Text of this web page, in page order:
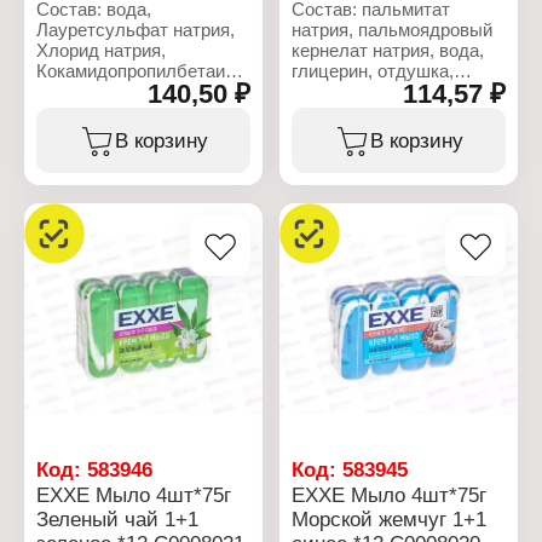
Состав: вода,
Лауретсульфат натрия,
Хлорид натрия,
Кокамидопропилбетаин,
Кокамид ДЭА, Глицерин,
Сополимер стирола/
акрилатов,
Кокоглюкозид, Отдушка,
Amygdalus Dulcis,
Метилхлоризотиазолинон,
Метилизотиазолинон,
Лимонная кислота, CI
20285.
Характеристики:
Бренд: EXXE
Тип товара: Жидкое
Действие: питательное
Упаковка: флакон
Объем: 1000 мл
140,50 ₽
В корзину
Состав: пальмитат
натрия, пальмоядровый
кернелат натрия, вода,
глицерин, отдушка,
хлорид натрия,
этидронат натрия,
ПЭГ-400, винная
камедь, тетранатрия
этидронат, Cl 77891, CI
12490.
Характеристики:
Бренд: EXXE
Тип товара: Мыло
Название: "Роза и
грейпфрут"
114,57 ₽
В корзину
Код: 583946
EXXE Мыло 4шт*75г
Зеленый чай 1+1
Код:583945
EXXE Мыло 4шт*75г
Морской жемчуг 1+1